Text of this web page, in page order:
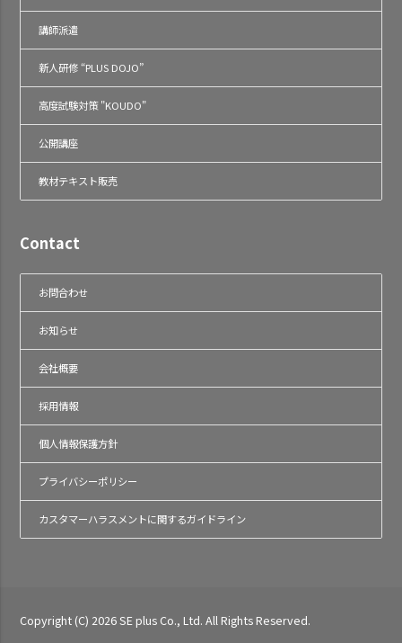
講師派遣
新人研修 “PLUS DOJO”
高度試験対策 "KOUDO"
公開講座
教材テキスト販売
Contact
お問合わせ
お知らせ
会社概要
採用情報
個人情報保護方針
プライバシーポリシー
カスタマーハラスメントに関するガイドライン
Copyright (C) 2026 SE plus Co., Ltd. All Rights Reserved.